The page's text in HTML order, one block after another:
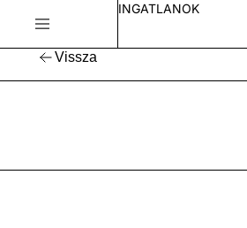
INGATLANOK
Vissza